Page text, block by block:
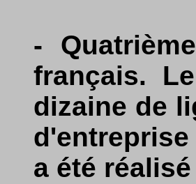
-
français.
dizaine de
a été